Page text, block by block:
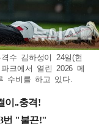
수 김하성이 24일(현
크에서 열린 2026 메
수비를 하고 있다.